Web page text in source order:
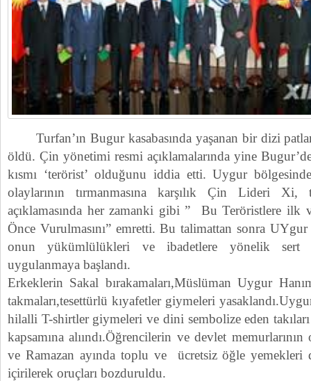
Turfan’ın Bugur kasabasında yaşanan bir dizi
öldü. Çin yönetimi resmi açıklamalarında yine
kısmı ‘terörist’ olduğunu iddia etti. Uygur
olaylarının tırmanmasına karşılık Çin Lideri
açıklamasında her zamanki gibi ” Bu Teröristlere ilk
Önce Vurulmasını” emretti. Bu talimattan sonra
onun yükümlülükleri ve ibadetlere yönelik sert
uygulanmaya başlandı.
Erkeklerin Sakal bırakamaları,Müslüman Uygur
takmaları,tesettürlü kıyafetler giymeleri
hilalli T-shirtler giymeleri ve dini sembolize eden takıları
kapsamına alıındı.Öğrencilerin ve devlet
ve Ramazan ayında toplu ve ücretsiz öğle yemekleri
içirilerek oruçları bozduruldu.